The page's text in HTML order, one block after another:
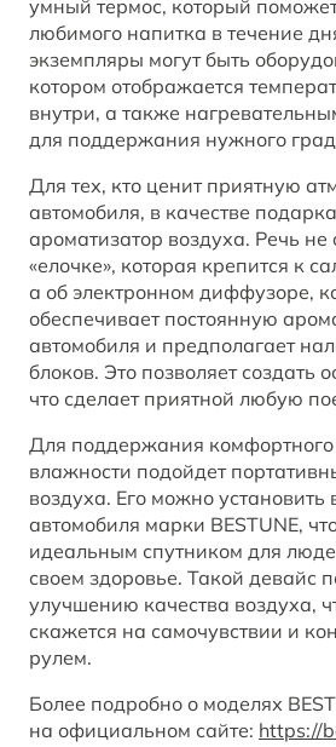
умный термос, который
любимого напитка в течение
экземпляры могут быть
котором отображается
внутри, а также
для поддержания нужного
Для тех, кто ценит приятную
автомобиля, в качестве
ароматизатор воздуха. Речь не
«елочке», которая крепится к
а об электронном диффузоре,
обеспечивает постоянную
автомобиля и предполагает
блоков. Это позволяет создать
что сделает приятной любую
Для поддержания комфортного
влажности подойдет
воздуха. Его можно установить
автомобиля марки BESTUNE,
идеальным спутником для
своем здоровье. Такой девайс
улучшению качества воздуха,
скажется на самочувствии и
рулем.
Более подробно о моделях
на официальном сайте: https://